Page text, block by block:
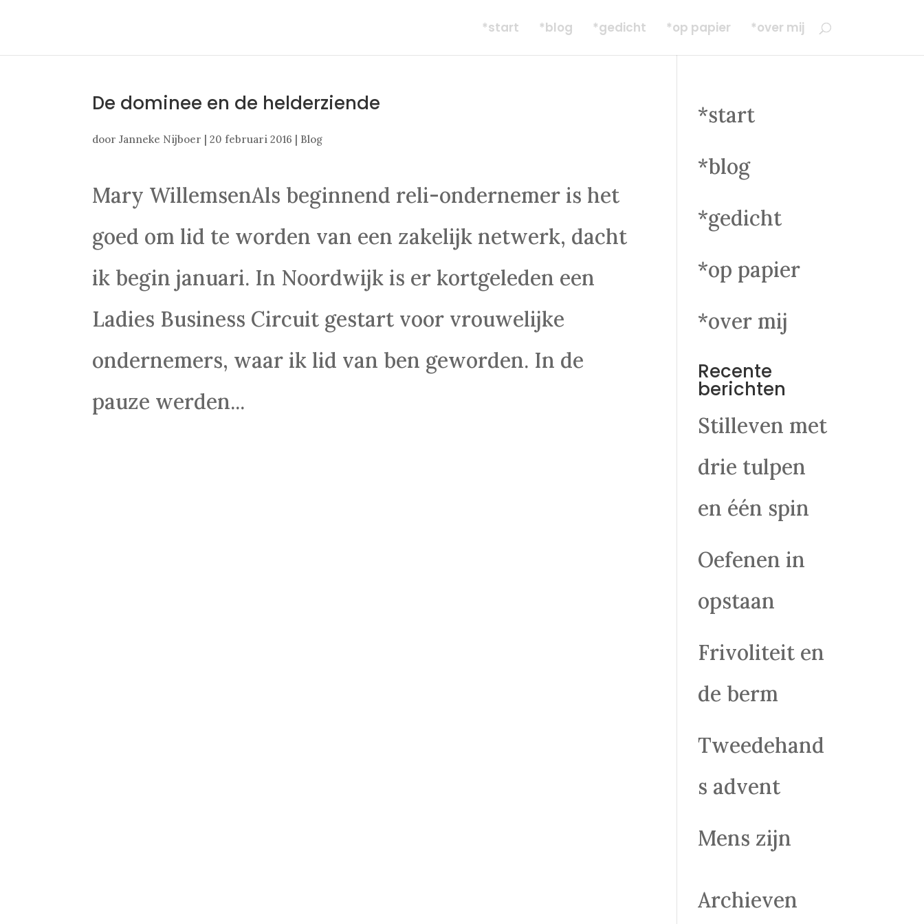
*start *blog *gedicht *op papier *over mij
De dominee en de helderziende
doorJanneke Nijboer |20 februari 2016 | Blog
Mary WillemsenAls beginnend reli-ondernemer is het
goed om lid te worden van een zakelijk netwerk, dacht
ik begin januari. In Noordwijk is er kortgeleden een
Ladies Business Circuit gestart voor vrouwelijke
ondernemers, waar ik lid van ben geworden. In de
pauze werden...
*start
*blog
*gedicht
*op papier
*over mij
Recente
berichten
Stilleven met
drie tulpen
en één spin
Oefenen in
opstaan
Frivoliteit en
de berm
Tweedehand
s advent
Mens zijn
Archieven